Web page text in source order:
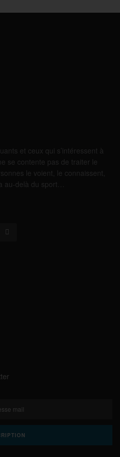
et ceux qui s’intéressent à
se contente pas de traiter le
le voient, le connaissent,
au-delà du sport…